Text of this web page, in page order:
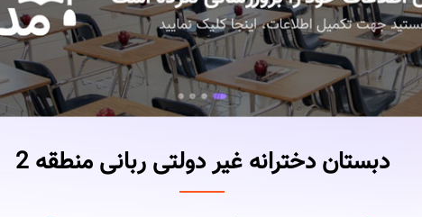
دبستان دخترانه غیر دولتی ربانی منطقه 2